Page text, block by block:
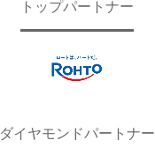
トップパートナー
ダイヤモンドパートナー